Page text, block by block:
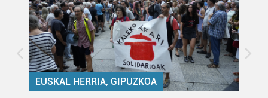
EUSKAL HERRIA, GIPUZKOA